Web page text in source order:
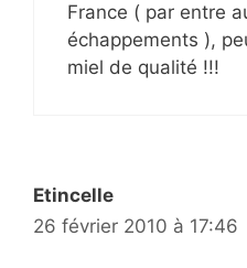
France ( par entre
échappements ),
miel de qualité !!!
Etincelle
26 février 2010 à 17:46